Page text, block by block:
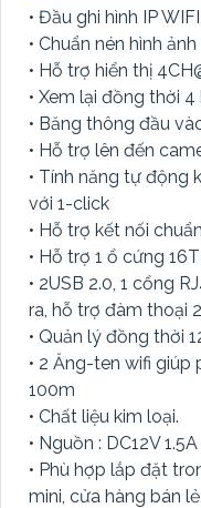
• Đầu ghi hình IP
• Chuẩn nén hình
• Hỗ trợ hiển thị
• Xem lại đồng thời 4
• Băng thông đầu
• Hỗ trợ lên đến
• Tính năng tự động
với 1-click
• Hỗ trợ kết nối
• Hỗ trợ 1 ổ cứng
• 2USB 2.0, 1 cổng
ra, hỗ trợ đàm thoại
• Quản lý đồng thời
• 2 Ăng-ten wifi giúp
100m
• Chất liệu kim loại.
• Nguồn : DC12V 1.5A
• Phù hợp lắp đặt
mini, cửa hàng bán